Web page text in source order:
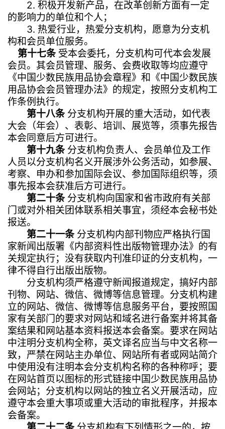
2. 积极开发新产品，在改革创新方面有一定
的影响力的单位和个人；
3. 热爱行业，热爱分支机构，愿意为分支机
构和会员单位服务。
第十七条受本会委托，分支机构可代本会发展
会员。其会员管理、服务、会费收取等均应遵守
《中国少数民族用品协会章程》和《中国少数民族
用品协会会员管理办法》的规定，按照分支机构工
作条例执行。
第十八条分支机构开展的重大活动，如代表
大会（年会）、表彰、培训、展览等，须事先报告
本会同意后方可进行。
第十九条分支机构负责人、会员单位及工作
人员以分支机构名义开展涉外公务活动，如参展、
考察、申办和参加国际会议、参加国际组织等，须
事先报本会获准后方可进行。
第二十条分支机构向国家和省市政府有关部
门或对外相关团体联系相关事宜，须经本会秘书处
报送。
第二十一条分支机构内部刊物应严格执行国
家新闻出版署《内部资料性出版物管理办法》的有
关规定执行；没有获取内刊准印证的分支机构，一
律不得自行出版出版物。
分支机构须严格遵守新闻报道规定，搞好内部
刊物、网站、微信、微博等信息管理。分支机构建
立的网站、微信、微博等信息服务平台，要按照国
家有关部门的要求对网站和域名进行备案并将其备
案结果和网站基本资料报送本会备案。要求在网站
中注明分支机构全称，英文译名应当与中文名称一
致，严禁在网站主办单位、网站所有者或网站简介
中使用没有注明本会分支机构名称的各种称呼；要
在网站首页以图标的形式链接中国少数民族用品协
会网站；分支机构以网站的独立名义开展活动，应
遵守本会重大事项或重大活动的审批程序，并报本
会备案。